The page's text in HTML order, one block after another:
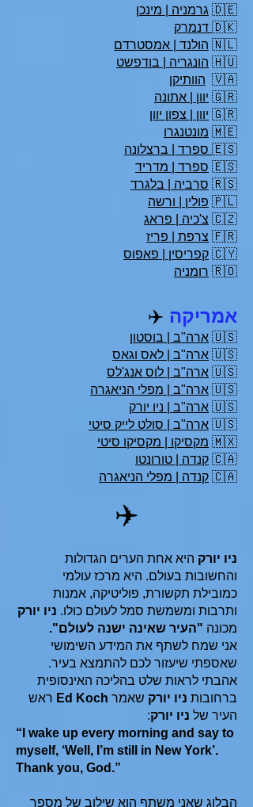
🇩🇪 גרמניה | מינכן
🇩🇰 דנמרק
🇳🇱 הולנד | אמסטרדם
🇭🇺 הונגריה | בודפשט
🇻🇦 הוותיקן
🇬🇷 יוון | אתונה
🇬🇷 יוון | צפון יוון
🇲🇪 מונטנגרו
🇪🇸 ספרד | ברצלונה
🇪🇸 ספרד | מדריד
🇷🇸 סרביה | בלגרד
🇵🇱 פולין | ורשה
🇨🇿 צ'כיה | פראג
🇫🇷 צרפת | פריז
🇨🇾 קפריסין | פאפוס
🇷🇴 רומניה
אמריקה ✈️
🇺🇸 ארה"ב | בוסטון
🇺🇸 ארה"ב | לאס וגאס
🇺🇸 ארה"ב | לוס אנג'לס
🇺🇸 ארה"ב | מפלי הניאגרה
🇺🇸 ארה"ב | ניו יורק
🇺🇸 ארה"ב | סולט לייק סיטי
🇲🇽 מקסיקו | מקסיקו סיטי
🇨🇦 קנדה | טורונטו
🇨🇦 קנדה | מפלי הניאגרה
✈️
ניו יורק היא אחת הערים הגדולות
והחשובות בעולם. היא מרכז עולמי
כמובילת תקשורת, פוליטיקה, אמנות
ותרבות ומשמשת סמל לעולם כולו. ניו יורק
מכונה "העיר שאינה ישנה לעולם".
אני שמח לשתף את המידע השימושי
שאספתי שיעזור לכם להתמצא בעיר.
אהבתי לראות שלט בהליכה האינסופית
ברחובות ניו יורק שאמר Ed Koch ראש
העיר של ניו יורק:
“I wake up every morning and say to
myself, ‘Well, I’m still in New York’.
Thank you, God.”
הבלוג שאני משתף הוא שילוב של מספר